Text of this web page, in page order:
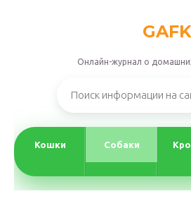
Онлайн-журнал о
Кошки Собаки